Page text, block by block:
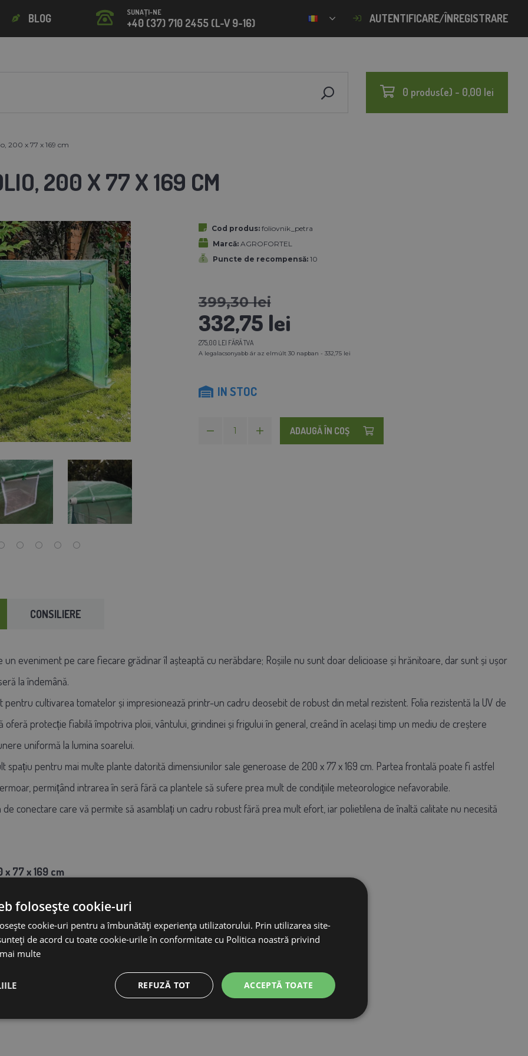
BLOG SUNAȚI-NE
+40 (37) 710 2455 (L-V 9-16) AUTENTIFICARE/ÎNREGISTRARE
0 produs(e) - 0,00 lei
200 x 77 x 169 cm
200 X 77 X 169 CM
Cod produs: foliovnik_petra
Marcă: AGROFORTEL
Puncte de recompensă: 10
399,30 lei
332,75 lei
275,00 LEI FĂRĂ TVA
A legalacsonyabb ár az elmúlt 30 napban - 332,75 lei
IN STOC
ADAUGĂ ÎN COŞ
CONSILIERE
un eveniment pe care fiecare grădinar îl așteaptă cu nerăbdare; Roșiile nu sunt doar delicioase și hrănitoare, dar sunt și ușor
la îndemână.
pentru cultivarea tomatelor și impresionează printr-un cadru deosebit de robust din metal rezistent. Folia rezistentă la UV de
oferă protecție fiabilă împotriva ploii, vântului, grindinei și frigului în general, creând în același timp un mediu de creștere
uniformă la lumina soarelui.
spațiu pentru mai multe plante datorită dimensiunilor sale generoase de 200 x 77 x 169 cm. Partea frontală poate fi astfel
permițând intrarea în seră fără ca plantele să sufere prea mult de condițiile meteorologice nefavorabile.
conectare care vă permite să asamblați un cadru robust fără prea mult efort, iar polietilena de înaltă calitate nu necesită
77 x 169 cm
non-toxic
folosește cookie-uri
cookie-uri pentru a îmbunătăți experiența utilizatorului. Prin utilizarea site-
de acord cu toate cookie-urile în conformitate cu Politica noastră privind
multe
ACCEPTĂ TOATE
REFUZĂ TOT